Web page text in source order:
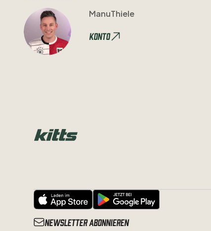
ManuThiele
Konto
Newsletter abonnieren